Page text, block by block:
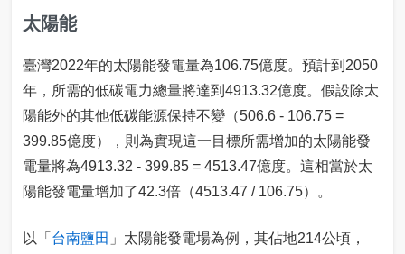
太陽能
臺灣2022年的太陽能發電量為106.75億度。預計到2050
年，所需的低碳電力總量將達到4913.32億度。假設除太
陽能外的其他低碳能源保持不變（506.6 - 106.75 =
399.85億度），則為實現這一目標所需增加的太陽能發
電量將為4913.32 - 399.85 = 4513.47億度。這相當於太
陽能發電量增加了42.3倍（4513.47 / 106.75）。
以「 台南鹽田 」太陽能發電場為例，其佔地214公頃，